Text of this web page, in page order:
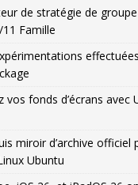
de stratégie de
Famille
vos fonds d’écrans avec
miroir d’archive officiel
Ubuntu